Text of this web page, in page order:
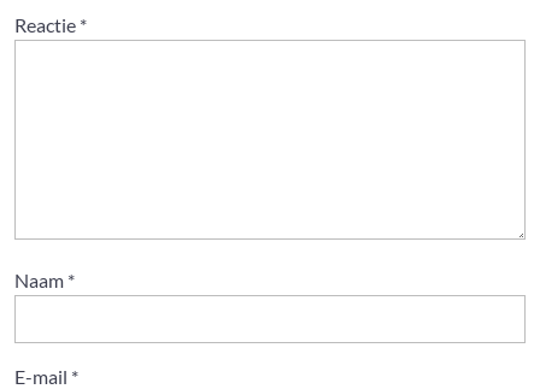
Reactie *
Naam *
E-mail *